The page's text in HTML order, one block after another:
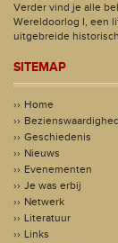
Verder vind je alle
Wereldoorlog I, een
uitgebreide
SITEMAP
Home
Geschiedenis
Nieuws
Evenementen
Je was erbij
Netwerk
Literatuur
Links